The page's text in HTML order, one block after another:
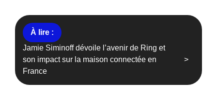
Jamie Siminoff dévoile l’avenir de Ring et
son impact sur la maison connectée en
France